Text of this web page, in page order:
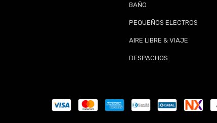
BAÑO
PEQUEÑOS ELECTROS
AIRE LIBRE & VIAJE
DESPACHOS